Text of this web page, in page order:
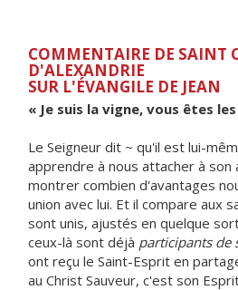
COMMENTAIRE DE SAINT
D'ALEXANDRIE
SUR L'ÉVANGILE DE JEAN
« Je suis la vigne, vous êtes
Le Seigneur dit ~ qu'il est lui-
apprendre à nous attacher à son
montrer combien d'avantages
union avec lui. Et il compare aux
sont unis, ajustés en quelque
ceux-là sont déjà participants de
ont reçu le Saint-Esprit en
au Christ Sauveur, c'est son